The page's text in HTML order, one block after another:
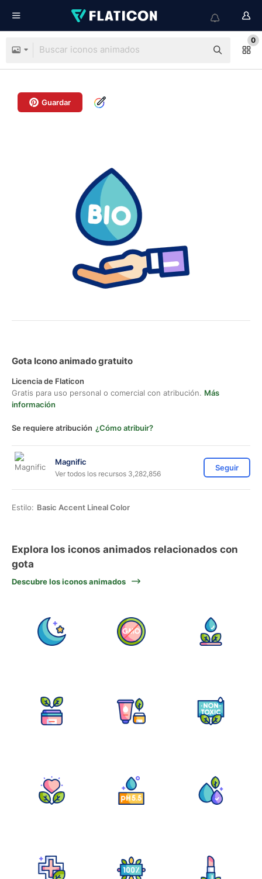
0
Guardar
Gota Icono animado gratuito
Licencia de Flaticon
Gratis para uso personal o comercial con atribución. Más
información
Se requiere atribución ¿Cómo atribuir?
Magnific
Ver todos los recursos 3,282,856
Seguir
Estilo: Basic Accent Lineal Color
Explora los iconos animados relacionados con
gota
Descubre los iconos animados